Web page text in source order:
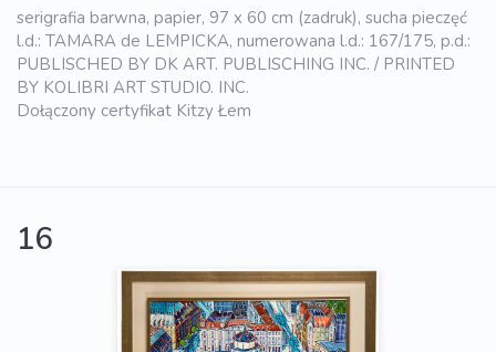
serigrafia barwna, papier, 97 x 60 cm (zadruk), sucha pieczęć
l.d.: TAMARA de LEMPICKA, numerowana l.d.: 167/175, p.d.:
PUBLISCHED BY DK ART. PUBLISCHING INC. / PRINTED
BY KOLIBRI ART STUDIO. INC.
Dołączony certyfikat Kitzy Łem
16